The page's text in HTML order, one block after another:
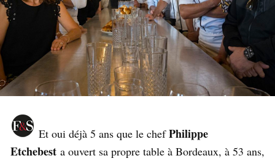
Et oui déjà 5 ans que le chefPhilippe
Etchebest a ouvert sa propre table à Bordeaux, à 53 ans,